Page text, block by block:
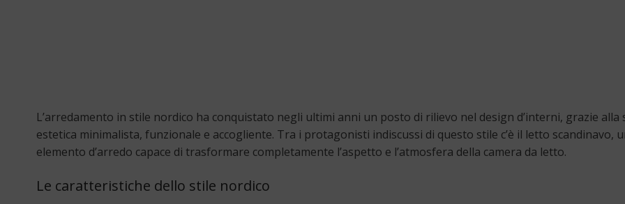
L’arredamento in stile nordico ha conquistato negli ultimi anni un posto di rilievo nel design d’interni, grazie alla
estetica minimalista, funzionale e accogliente. Tra i protagonisti indiscussi di questo stile c’è il letto scandinavo,
elemento d’arredo capace di trasformare completamente l’aspetto e l’atmosfera della camera da letto.
Le caratteristiche dello stile nordico